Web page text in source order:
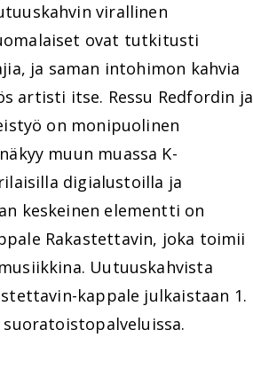
virallinen
ovat tutkitusti
ja saman intohimon kahvia
artisti itse. Ressu Redfordin ja
on monipuolinen
muun muassa K-
digialustoilla ja
keskeinen elementti on
Rakastettavin, joka toimii
Uutuuskahvista
kappale julkaistaan 1.